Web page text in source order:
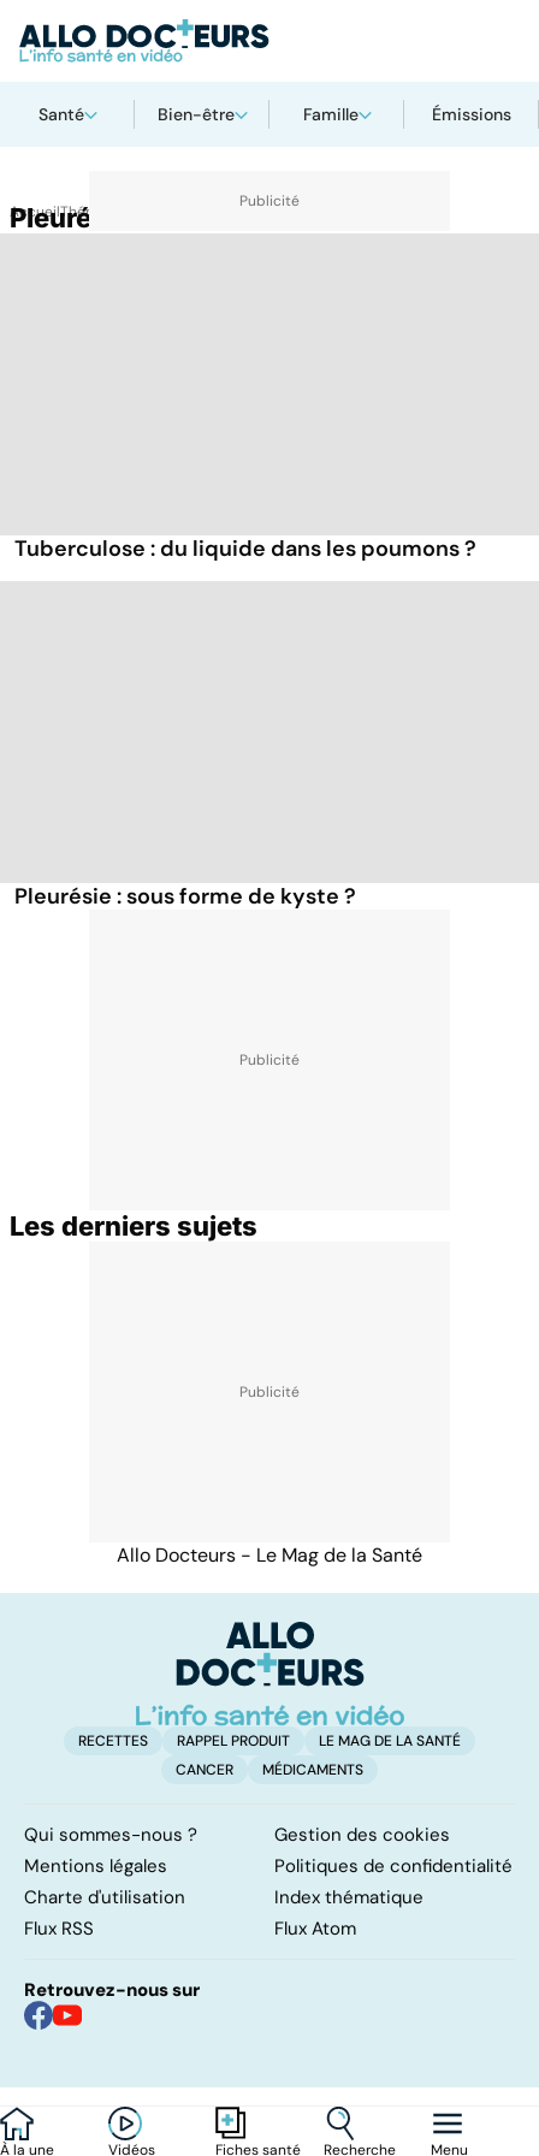
Santé Bien-être Famille Émissions
À la une Vidéos Fiches santé Recherche Menu
AccueilThématiques
Pleurésie
Tuberculose : du liquide dans les poumons ?
Pleurésie : sous forme de kyste ?
Les derniers sujets
Allo Docteurs - Le Mag de la Santé
RECETTES RAPPEL PRODUIT
LE MAG DE LA SANTÉ
CANCER
MÉDICAMENTS
Qui sommes-nous ?
Gestion des cookies
Mentions légales
Politiques de confidentialité
Charte d'utilisation
Index thématique
Flux RSS
Flux Atom
Retrouvez-nous sur